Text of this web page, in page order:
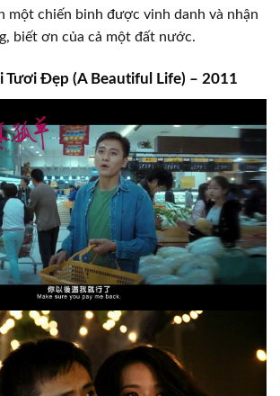
một chiến binh được vinh danh và nhận
biết ơn của cả một đất nước.
Đẹp (A Beautiful Life) – 2011